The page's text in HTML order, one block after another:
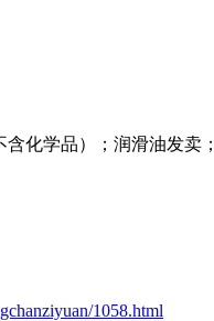
学品）；润滑油发卖
1058.html